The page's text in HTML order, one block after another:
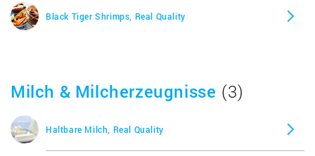
Black Tiger Shrimps, Real Quality
Milch & Milcherzeugnisse (3)
Haltbare Milch, Real Quality